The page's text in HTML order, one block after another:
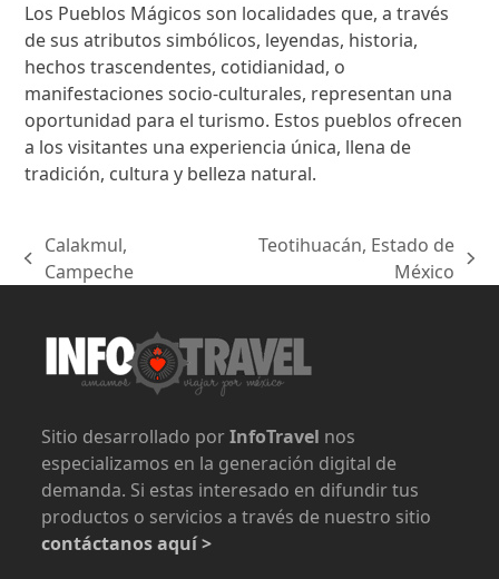
Los Pueblos Mágicos son localidades que, a través
de sus atributos simbólicos, leyendas, historia,
hechos trascendentes, cotidianidad, o
manifestaciones socio-culturales, representan una
oportunidad para el turismo. Estos pueblos ofrecen
a los visitantes una experiencia única, llena de
tradición, cultura y belleza natural.
previous
Calakmul,
Campeche
Teotihuacán, Estado de
México
Sitio desarrollado porInfoTravel nos
especializamos en la generación digital de
demanda. Si estas interesado en difundir tus
productos o servicios a través de nuestro sitio
contáctanos aquí >